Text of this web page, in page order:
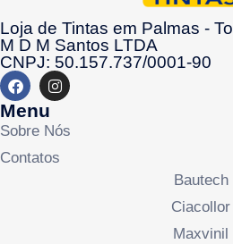
Loja de Tintas em Palmas - To
M D M Santos LTDA
CNPJ: 50.157.737/0001-90
Menu
Sobre Nós
Contatos
Bautech
Ciacollor
Maxvinil